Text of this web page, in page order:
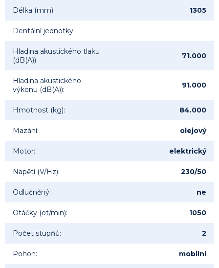
Délka (mm): 1305
Dentální jednotky:
Hladina akustického tlaku
(dB(A)): 71.000
Hladina akustického
výkonu (dB(A)): 91.000
Hmotnost (kg): 84.000
Mazání: olejový
Motor: elektrický
Napětí (V/Hz): 230/50
Odlučněný: ne
Otáčky (ot/min): 1050
Počet stupňů: 2
Pohon: mobilní